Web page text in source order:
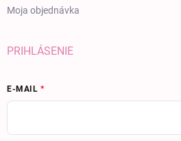
Moja objednávka
PRIHLÁSENIE
E-MAIL